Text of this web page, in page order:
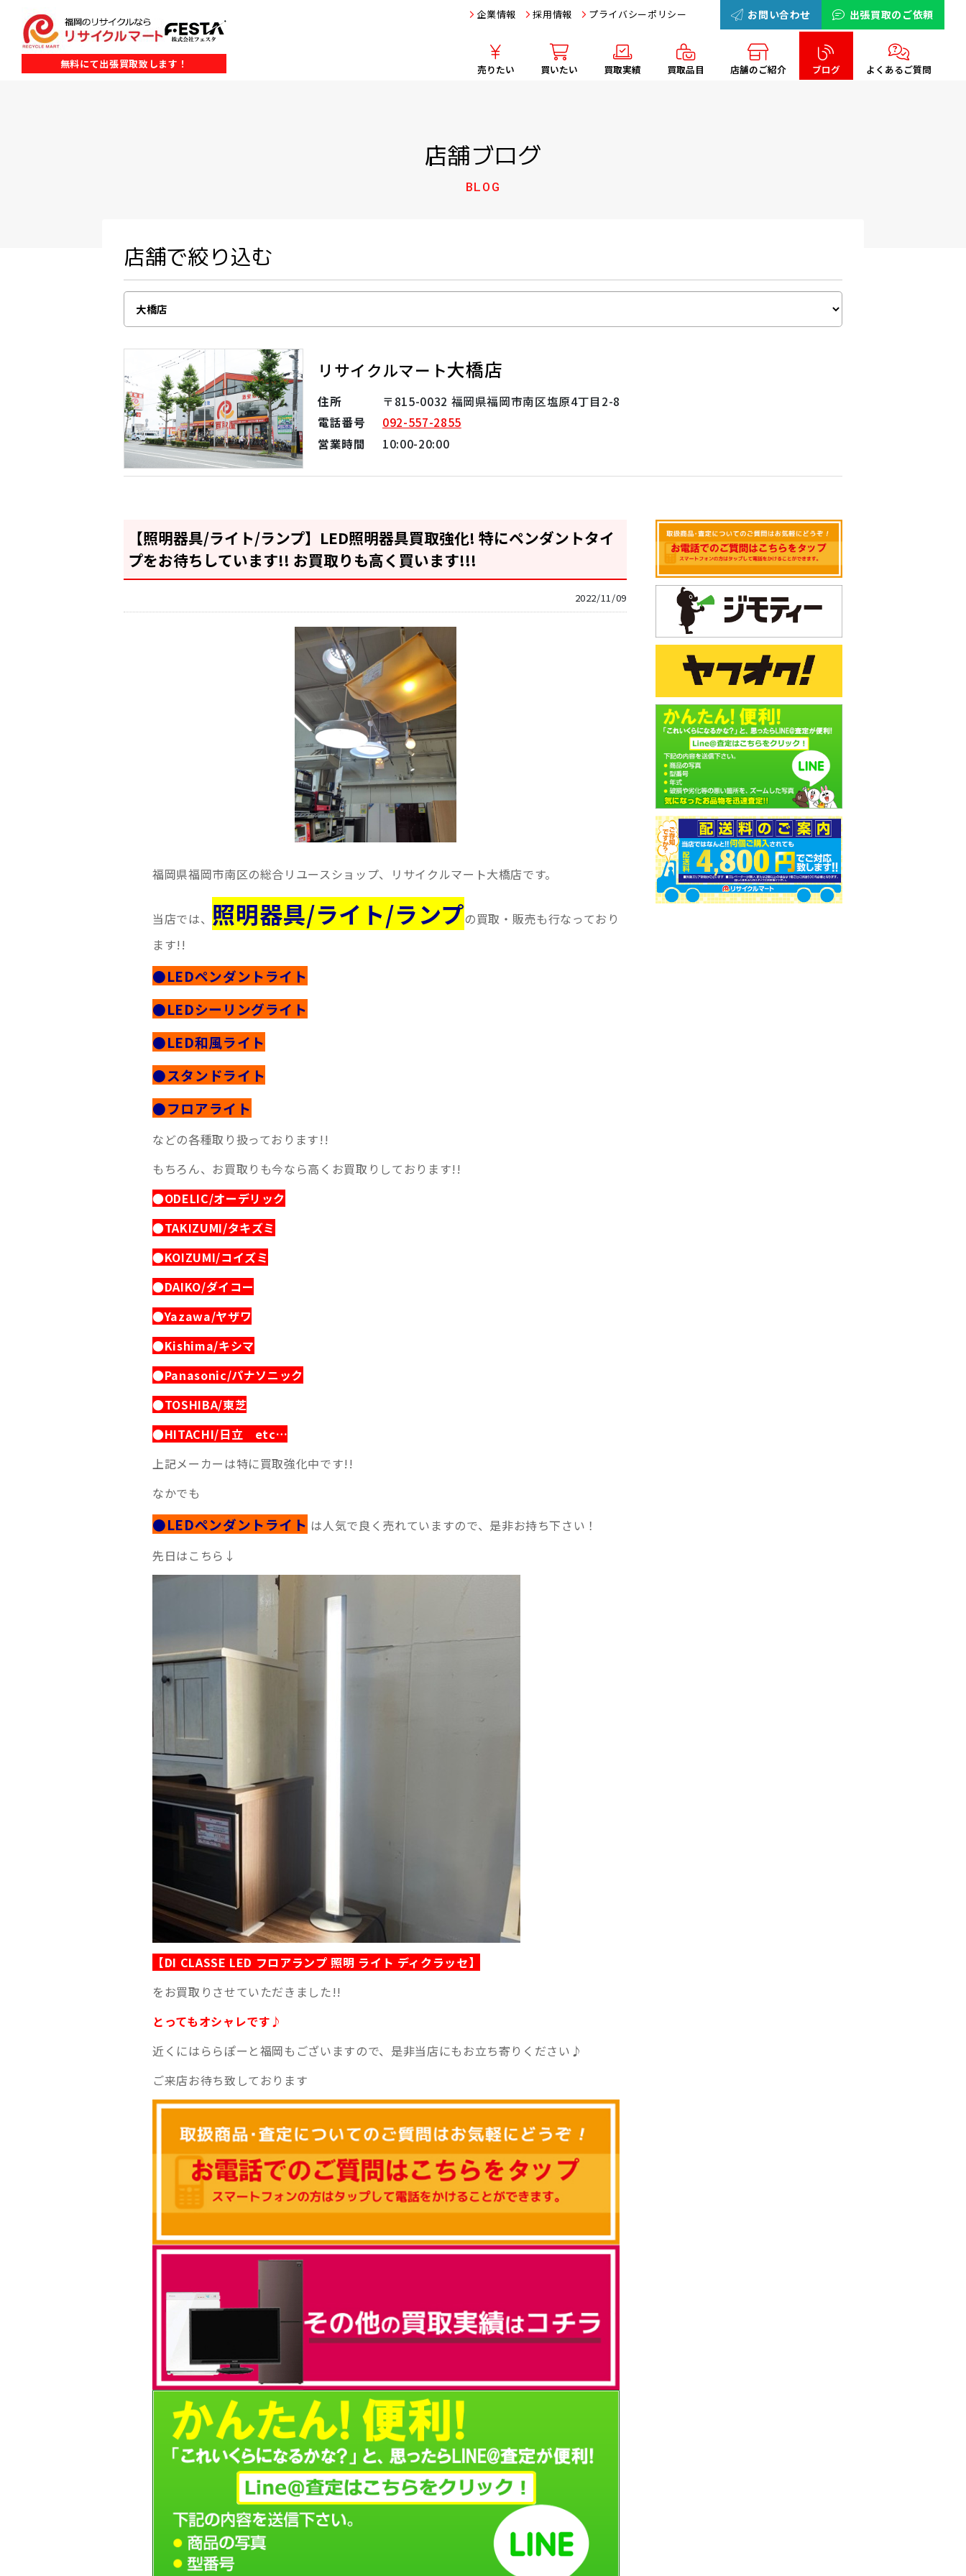
無料にて出張買取致します！
お問い合わせ 出張買取のご依頼
企業情報 採用情報 プライバシーポリシー
売りたい 買いたい 買取実績 買取品目 店舗のご紹介 ブログ よくあるご質問
店舗ブログ
BLOG
店舗で絞り込む
リサイクルマート大橋店
住所
〒815-0032 福岡県福岡市南区塩原4丁目2-8
電話番号
092-557-2855
営業時間
10:00-20:00
【照明器具/ライト/ランプ】LED照明器具買取強化! 特にペンダントタイ
プをお待ちしています!! お買取りも高く買います!!!
2022/11/09
福岡県福岡市南区の総合リユースショップ、リサイクルマート大橋店です。
当店では、 照明器具/ライト/ランプの買取・販売も行なっており
ます!!
●LEDペンダントライト
●LEDシーリングライト
●LED和風ライト
●スタンドライト
●フロアライト
などの各種取り扱っております!!
もちろん、お買取りも今なら高くお買取りしております!!
●ODELIC/オーデリック
●TAKIZUMI/タキズミ
●KOIZUMI/コイズミ
●DAIKO/ダイコー
●Yazawa/ヤザワ
●Kishima/キシマ
●Panasonic/パナソニック
●TOSHIBA/東芝
●HITACHI/日立 etc…
上記メーカーは特に買取強化中です!!
なかでも
●LEDペンダントライト は人気で良く売れていますので、是非お持ち下さい！
先日はこちら↓
【DI CLASSE LED フロアランプ 照明 ライト ディクラッセ】
をお買取りさせていただきました!!
とってもオシャレです♪
近くにはららぽーと福岡もございますので、是非当店にもお立ち寄りください♪
ご来店お待ち致しております